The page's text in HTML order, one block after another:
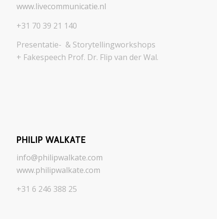
www.livecommunicatie.nl
+31 70 39 21 140
Presentatie- & Storytellingworkshops
+ Fakespeech Prof. Dr. Flip van der Wal.
PHILIP WALKATE
info@philipwalkate.com
www.philipwalkate.com
+31 6 246 388 25